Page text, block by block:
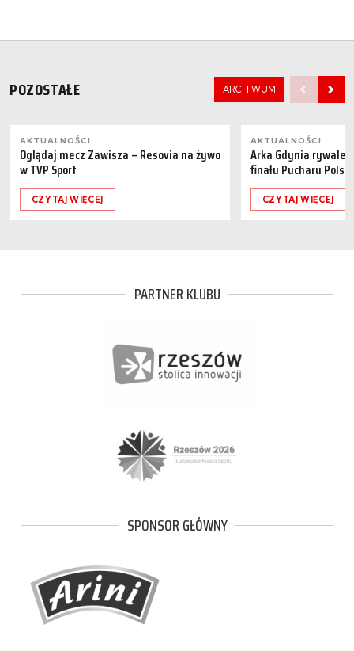
POZOSTAŁE ARCHIWUM
AKTUALNOŚCI
Oglądaj mecz Zawisza – Resovia na żywo
w TVP Sport
CZYTAJ WIĘCEJ
AKTUALNOŚCI
Arka Gdynia
finału Pucharu Polski
CZYTAJ WIĘCEJ
PARTNER KLUBU
SPONSOR GŁÓWNY